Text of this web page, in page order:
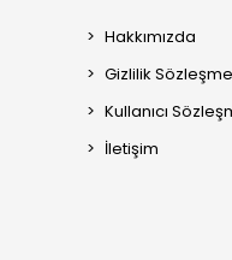
Hakkımızda
Gizlilik
Kullanıcı
İletişim